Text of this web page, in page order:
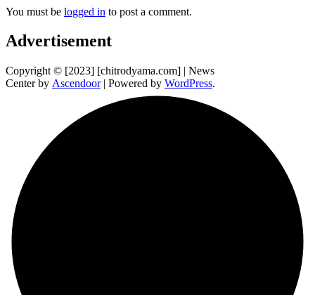
You must be logged in to post a comment.
Advertisement
Copyright © [2023] [chitrodyama.com] | News
Center by Ascendoor| Powered by WordPress.